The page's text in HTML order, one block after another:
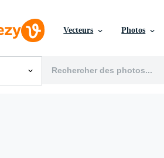
Vecteurs Photos